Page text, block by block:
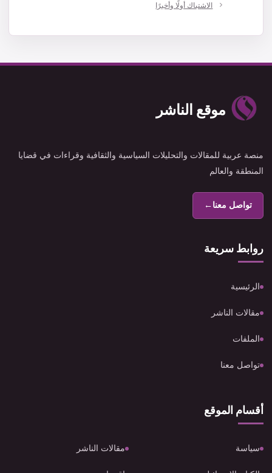
الاشتباك أولًا وأخيرًا
موقع الناشر
منصة عربية للمقالات والتحليلات السياسية والثقافية وقراءات في قضايا
المنطقة والعالم
تواصل معنا←
روابط سريعة
الرئيسية
مقالات الناشر
الملفات
تواصل معنا
أقسام الموقع
سياسة مقالات الناشر